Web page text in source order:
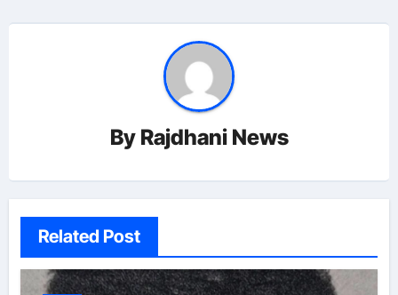
By Rajdhani News
Related Post